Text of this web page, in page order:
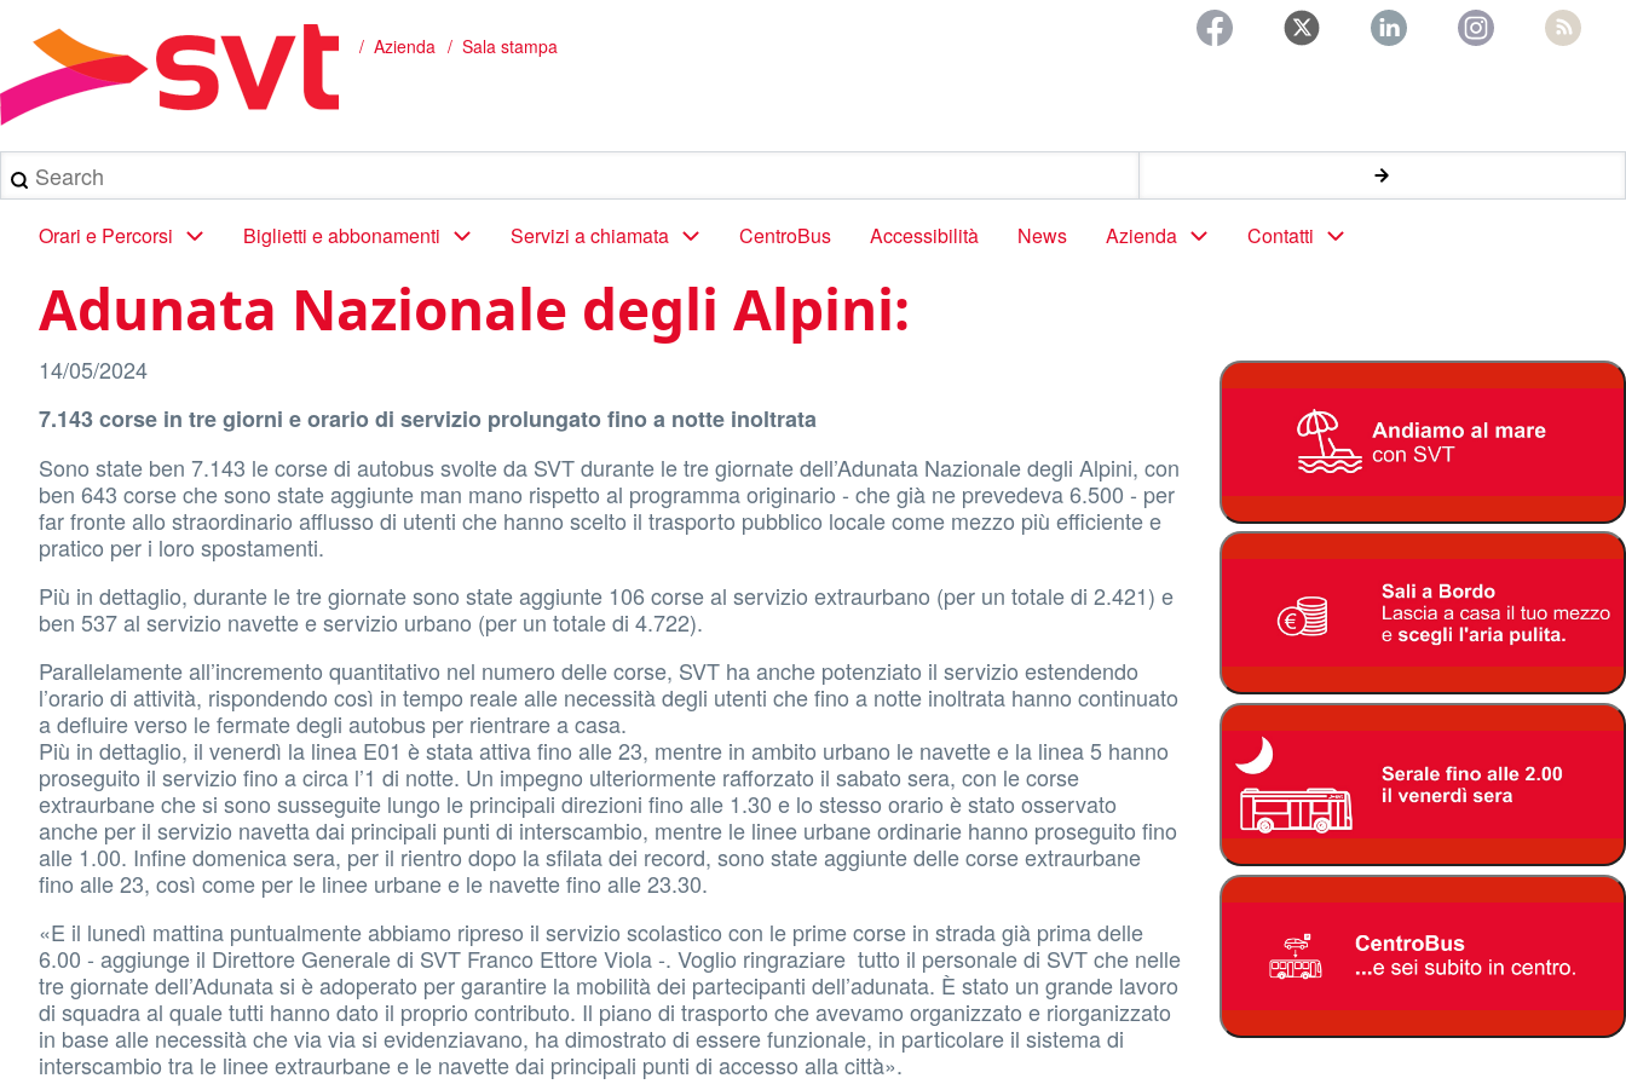
contenuto
principale
Briciole
di
pane
Azienda Sala stampa
Search
Main
navigation
Orari e Percorsi Biglietti e abbonamenti Servizi a chiamata CentroBus Accessibilità News Azienda Contatti
Adunata Nazionale degli Alpini:
14/05/2024
7.143 corse in tre giorni e orario di servizio prolungato fino a notte inoltrata
Sono state ben 7.143 le corse di autobus svolte da SVT durante le tre giornate dell’Adunata Nazionale degli Alpini, con
ben 643 corse che sono state aggiunte man mano rispetto al programma originario - che già ne prevedeva 6.500 - per
far fronte allo straordinario afflusso di utenti che hanno scelto il trasporto pubblico locale come mezzo più efficiente e
pratico per i loro spostamenti.
Più in dettaglio, durante le tre giornate sono state aggiunte 106 corse al servizio extraurbano (per un totale di 2.421) e
ben 537 al servizio navette e servizio urbano (per un totale di 4.722).
Parallelamente all’incremento quantitativo nel numero delle corse, SVT ha anche potenziato il servizio estendendo
l’orario di attività, rispondendo così in tempo reale alle necessità degli utenti che fino a notte inoltrata hanno continuato
a defluire verso le fermate degli autobus per rientrare a casa.
Più in dettaglio, il venerdì la linea E01 è stata attiva fino alle 23, mentre in ambito urbano le navette e la linea 5 hanno
proseguito il servizio fino a circa l’1 di notte. Un impegno ulteriormente rafforzato il sabato sera, con le corse
extraurbane che si sono susseguite lungo le principali direzioni fino alle 1.30 e lo stesso orario è stato osservato
anche per il servizio navetta dai principali punti di interscambio, mentre le linee urbane ordinarie hanno proseguito fino
alle 1.00. Infine domenica sera, per il rientro dopo la sfilata dei record, sono state aggiunte delle corse extraurbane
fino alle 23, così come per le linee urbane e le navette fino alle 23.30.
«E il lunedì mattina puntualmente abbiamo ripreso il servizio scolastico con le prime corse in strada già prima delle
6.00 - aggiunge il Direttore Generale di SVT Franco Ettore Viola -. Voglio ringraziare tutto il personale di SVT che nelle
tre giornate dell’Adunata si è adoperato per garantire la mobilità dei partecipanti dell’adunata. È stato un grande lavoro
di squadra al quale tutti hanno dato il proprio contributo. Il piano di trasporto che avevamo organizzato e riorganizzato
in base alle necessità che via via si evidenziavano, ha dimostrato di essere funzionale, in particolare il sistema di
interscambio tra le linee extraurbane e le navette dai principali punti di accesso alla città».